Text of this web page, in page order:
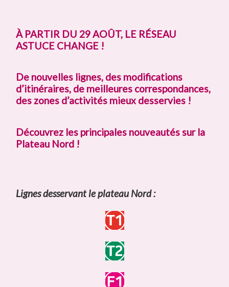
À PARTIR DU 29 AOÛT, LE RÉSEAU
ASTUCE CHANGE !
De nouvelles lignes, des modifications
d’itinéraires, de meilleures correspondances,
des zones d’activités mieux desservies !
Découvrez les principales nouveautés sur la
Plateau Nord !
Lignes desservant le plateau Nord :